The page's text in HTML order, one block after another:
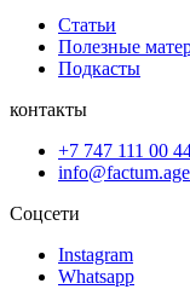
Статьи
Полезные
Подкасты
контакты
+7 747 111 00
Соцсети
Instagram
Whatsapp